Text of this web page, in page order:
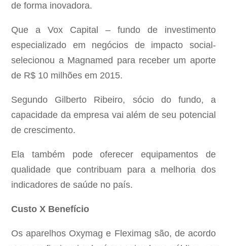
de forma inovadora.
Que a Vox Capital – fundo de investimento
especializado em negócios de impacto social-
selecionou a Magnamed para receber um aporte
de R$ 10 milhões em 2015.
Segundo Gilberto Ribeiro, sócio do fundo, a
capacidade da empresa vai além de seu potencial
de crescimento.
Ela também pode oferecer equipamentos de
qualidade que contribuam para a melhoria dos
indicadores de saúde no país.
Custo X Benefício
Os aparelhos Oxymag e Fleximag são, de acordo